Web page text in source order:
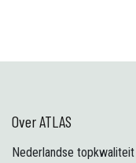
Over ATLAS
Nederlandse